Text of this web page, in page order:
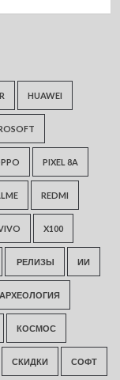
HUAWEI
PIXEL 8A
REDMI
X100
РЕЛИЗЫ ИИ
АРХЕОЛОГИЯ
КОСМОС
СКИДКИ СОФТ